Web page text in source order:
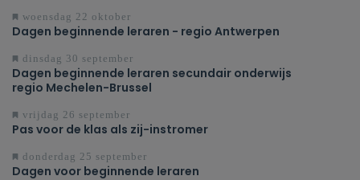
woensdag 22 oktober
Dagen beginnende leraren - regio Antwerpen
dinsdag 30 september
Dagen beginnende leraren secundair onderwijs
regio Mechelen-Brussel
vrijdag 26 september
Pas voor de klas als zij-instromer
donderdag 25 september
Dagen voor beginnende leraren